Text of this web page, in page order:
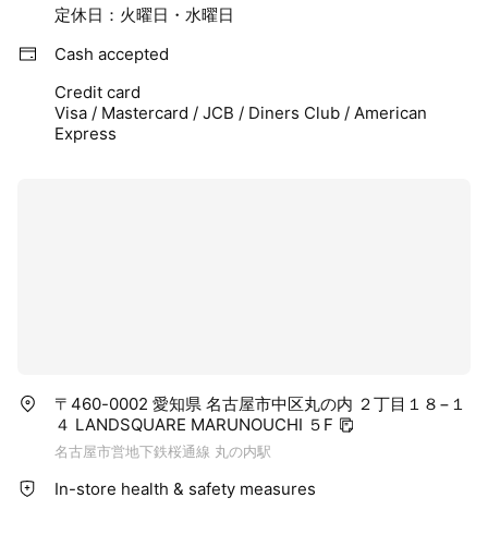
定休日：火曜日・水曜日
Cash accepted
Credit card
Visa / Mastercard / JCB / Diners Club / American
Express
〒460-0002 愛知県 名古屋市中区丸の内 ２丁目１８−１
４ LANDSQUARE MARUNOUCHI ５F
名古屋市営地下鉄桜通線 丸の内駅
In-store health & safety measures